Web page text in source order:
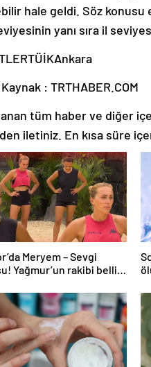
hale geldi. Söz konusu
yanı sıra il
: TRTHABER.COM
tüm haber ve diğer
iletiniz. En kısa süre
Meryem – Sevgi
Yağmur’un rakibi belli